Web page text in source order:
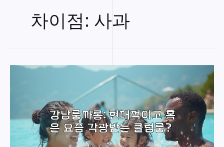
차이점: 사과